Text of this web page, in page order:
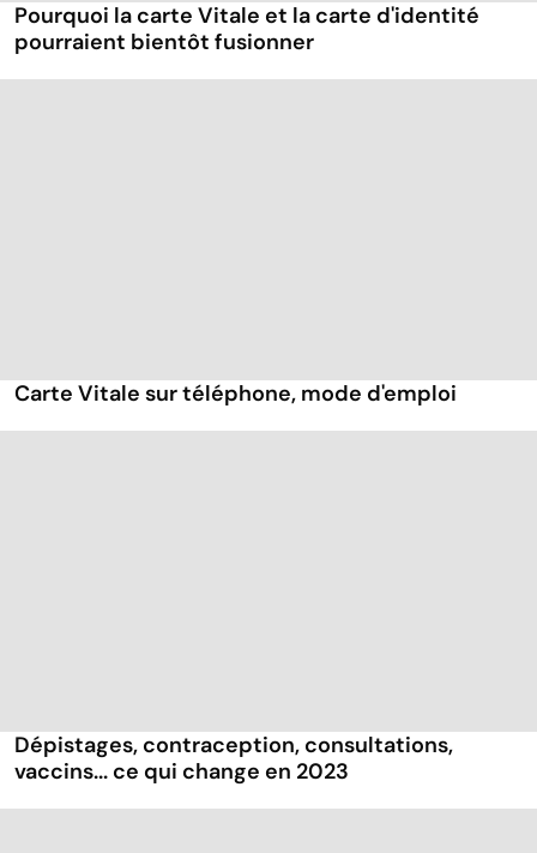
Pourquoi la carte Vitale et la carte d'identité
pourraient bientôt fusionner
Carte Vitale sur téléphone, mode d'emploi
Dépistages, contraception, consultations,
vaccins... ce qui change en 2023